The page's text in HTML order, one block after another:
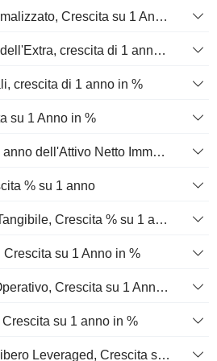
Reddito Netto Normalizzato, Crescita su 1 Anno in %
EPS diluito prima dell'Extra, crescita di 1 anno %
crescita di 1 anno in %
su 1 Anno in %
Crescita in % su 1 anno dell'Attivo Netto Immobilizzato Materiale
% su 1 anno
Valore Contabile Tangibile, Crescita % su 1 anno
su 1 Anno in %
Flusso di Cassa Operativo, Crescita su 1 Anno in %
su 1 anno in %
Flusso di Cassa Libero Leveraged, Crescita su 1 Anno %